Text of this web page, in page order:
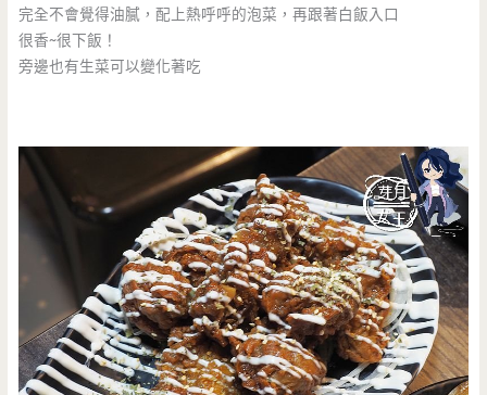
完全不會覺得油膩，配上熱呼呼的泡菜，再跟著白飯入口
很香~很下飯！
旁邊也有生菜可以變化著吃